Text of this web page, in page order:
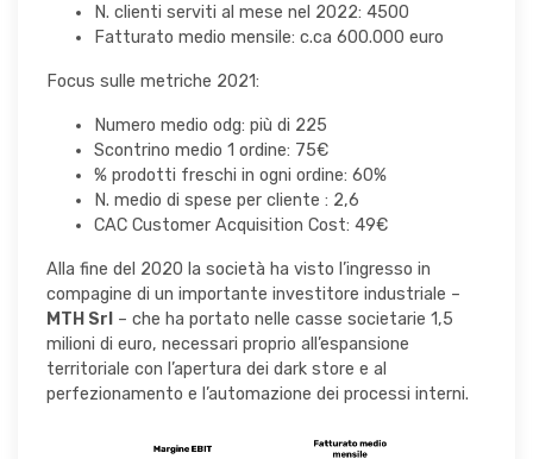
N. clienti serviti al mese nel 2022: 4500
Fatturato medio mensile: c.ca 600.000 euro
Focus sulle metriche 2021:
Numero medio odg: più di 225
Scontrino medio 1 ordine: 75€
% prodotti freschi in ogni ordine: 60%
N. medio di spese per cliente : 2,6
CAC Customer Acquisition Cost: 49€
Alla fine del 2020 la società ha visto l’ingresso in
compagine di un importante investitore industriale –
MTH Srl – che ha portato nelle casse societarie 1,5
milioni di euro, necessari proprio all’espansione
territoriale con l’apertura dei dark store e al
perfezionamento e l’automazione dei processi interni.